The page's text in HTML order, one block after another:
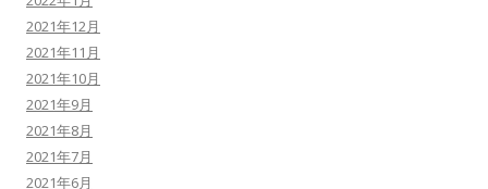
2021年12月
2021年11月
2021年10月
2021年9月
2021年8月
2021年7月
2021年6月